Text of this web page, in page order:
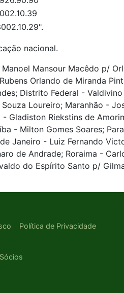
nacional.
Mansour Macêdo p/
Orlando de Miranda
Distrito Federal -
Loureiro; Maranhão -
Gladiston Riekstins de
- Milton Gomes Soares;
Janeiro - Luiz Fernando
de Andrade; Roraima -
do Espírito Santo p/
Política de Privacidade